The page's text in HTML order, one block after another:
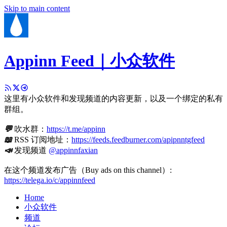
Skip to main content
Appinn Feed｜小众软件
这里有小众软件和发现频道的内容更新，以及一个绑定的私有
群组。
💬吹水群： https://t.me/appinn
📖RSS 订阅地址： https://feeds.feedburner.com/apipnntgfeed
📣发现频道 @appinnfaxian
在这个频道发布广告（Buy ads on this channel）:
https://telega.io/c/appinnfeed
Home
小众软件
频道